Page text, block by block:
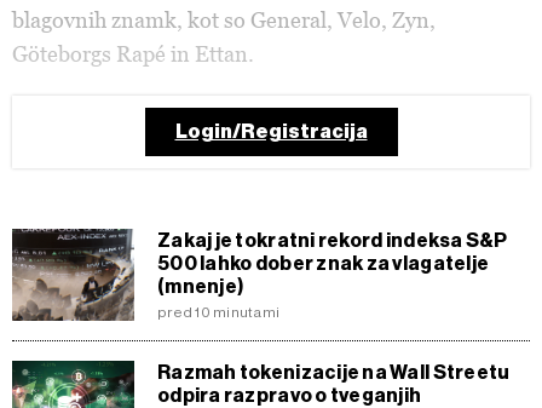
blagovnih znamk, kot so General, Velo, Zyn,
Göteborgs Rapé in Ettan.
Login/Registracija
Zakaj je tokratni rekord indeksa S&P
500 lahko dober znak za vlagatelje
(mnenje)
pred 10 minutami
Razmah tokenizacije na Wall Streetu
odpira razpravo o tveganjih